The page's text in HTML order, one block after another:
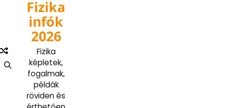
content
Fizika
infók
2026
Fizika
képletek,
fogalmak,
példák
röviden és